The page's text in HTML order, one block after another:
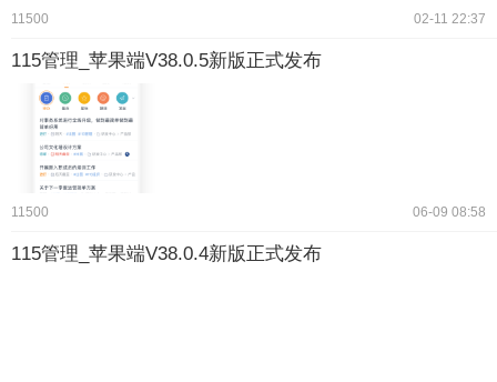
11500 02-11 22:37
115管理_苹果端V38.0.5新版正式发布
11500 06-09 08:58
115管理_苹果端V38.0.4新版正式发布